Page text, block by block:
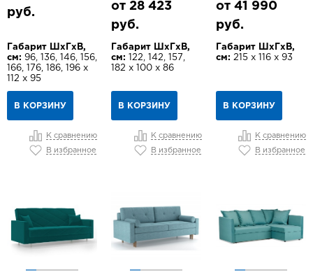
руб.
Габарит ШхГхВ,
см: 96, 136, 146, 156,
166, 176, 186, 196 х
112 х 95
В КОРЗИНУ
К сравнению
В избранное
от 28 423
руб.
Габарит ШхГхВ,
см:
122, 142, 157,
182 х 100 х 86
В КОРЗИНУ
К сравнению
В избранное
от 41 990
руб.
Габарит ШхГхВ,
см: 215 х 116 х 93
В КОРЗИНУ
К сравнению
В избранное